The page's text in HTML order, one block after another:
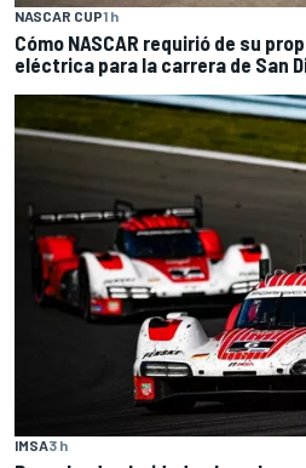
NASCAR CUP1 h
Cómo NASCAR requirió de su
eléctrica para la carrera de San
IMSA3 h